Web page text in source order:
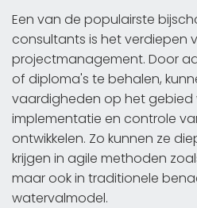
Een van de populairste
consultants is het verdiepen
projectmanagement. Door
of diploma's te behalen,
vaardigheden op het gebied
implementatie en controle
ontwikkelen. Zo kunnen ze
krijgen in agile methoden
maar ook in traditionele
watervalmodel.